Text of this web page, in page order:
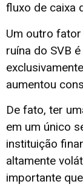
fluxo de caixa
Um outro
ruína do SVB
aumentou
De fato, ter
em um único
instituição
altamente
importante